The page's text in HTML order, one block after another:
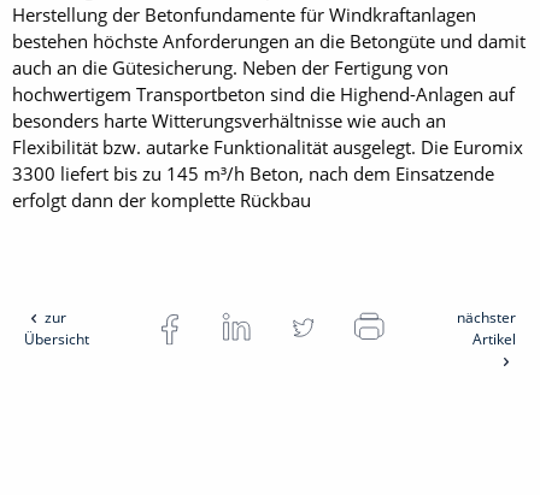
Herstellung der Betonfundamente für Windkraftanlagen
bestehen höchste Anforderungen an die Betongüte und damit
auch an die Gütesicherung. Neben der Fertigung von
hochwertigem Transportbeton sind die High­end-Anlagen auf
besonders harte Witterungsverhältnisse wie auch an
Flexibilität bzw. autarke Funktionalität ausgelegt. Die Euromix
3300 liefert bis zu 145 m³/h Beton, nach dem Einsatzende
erfolgt dann der komplette Rückbau
zur
Übersicht
nächster
Artikel